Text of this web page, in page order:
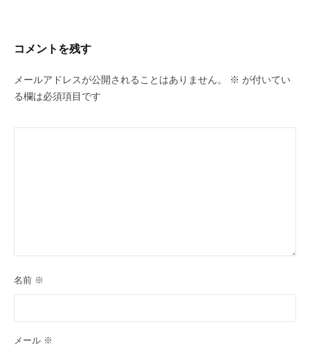
コメントを残す
メールアドレスが公開されることはありません。 ※ が付いてい
る欄は必須項目です
名前 ※
メール ※